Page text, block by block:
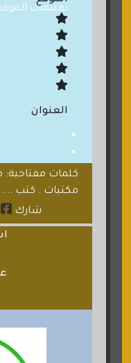
تقييمات الموقع
العنوان
كلمات مفتاحية:
مكتبات . كتب ....
شارك